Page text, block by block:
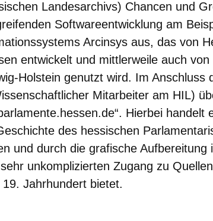
Landesarchivs) Chancen und
Softwareentwicklung am
Arcinsys aus, das von
entwickelt und mittlerweile auch
Holstein genutzt wird. Im Anschluss
Mitarbeiter am HIL)
Hierbei handelt
des hessischen
und durch die grafische Aufbereitung
unkomplizierten Zugang zu
Jahrhundert bietet.